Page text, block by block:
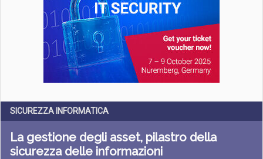
SICUREZZA INFORMATICA
La gestione degli asset, pilastro della
sicurezza delle informazioni